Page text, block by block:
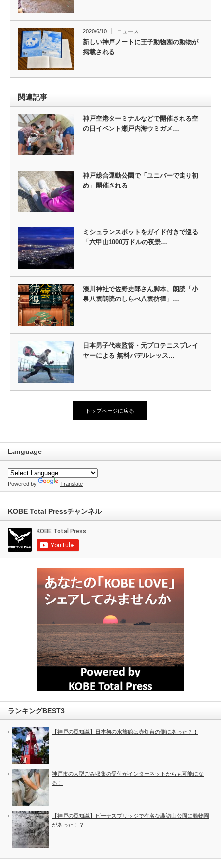
2020/6/10 ニュース
新しい神戸ノートに王子動物園の動物が
掲載される
関連記事
神戸空港ターミナルなどで開催される空
の日イベント瀬戸内海ウミガメ…
神戸総合運動公園で「ユニバーで走り初
め」開催される
ミシュランスポットをガイド付きで巡る
「六甲山1000万ドルの夜景…
湊川神社で佐野史郎さん脚本、朗読「小
泉八雲朗読のしらべ八雲彷徨」…
日本男子代表監督・元プロテニスプレイ
ヤーによる 無料パデルレッス…
トップページに戻る
Language
Powered by Translate
KOBE Total Pressチャンネル
ランキングBEST3
【神戸の豆知識】日本初の水族館は赤灯台の側にあった？！
神戸市の大型ごみ収集の受付がインターネットからも可能にな
る！
【神戸の豆知識】ビーナスブリッジで有名な諏訪山公園に動物園
があった！？